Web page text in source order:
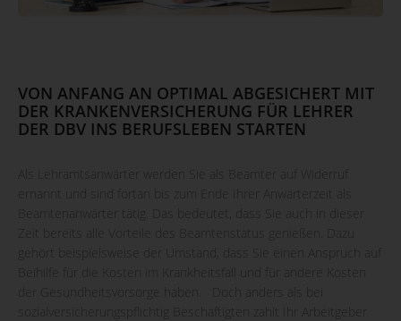
VON ANFANG AN OPTIMAL ABGESICHERT MIT
DER KRANKENVERSICHERUNG FÜR LEHRER
DER DBV INS BERUFSLEBEN STARTEN
Als Lehramtsanwärter werden Sie als Beamter auf Widerruf
ernannt und sind fortan bis zum Ende Ihrer Anwärterzeit als
Beamtenanwärter tätig. Das bedeutet, dass Sie auch in dieser
Zeit bereits alle Vorteile des Beamtenstatus genießen. Dazu
gehört beispielsweise der Umstand, dass Sie einen Anspruch auf
Beihilfe für die Kosten im Krankheitsfall und für andere Kosten
der Gesundheitsvorsorge haben. Doch anders als bei
sozialversicherungspflichtig Beschäftigten zahlt Ihr Arbeitgeber